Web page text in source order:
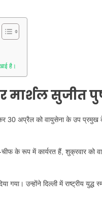
है।
सुजीत
30 अप्रैल को वायुसेना के उप
चीफ के रूप में कार्यरत हैं, शुक्रवार
उन्होंने दिल्ली में राष्ट्रीय युद्ध